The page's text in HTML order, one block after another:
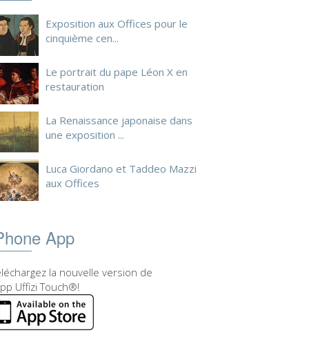
Exposition aux Offices pour le
cinquième cen...
Le portrait du pape Léon X en
restauration
La Renaissance japonaise dans
une exposition ...
Luca Giordano et Taddeo Mazzi
aux Offices
App
la nouvelle version de
Uffizi Touch®!